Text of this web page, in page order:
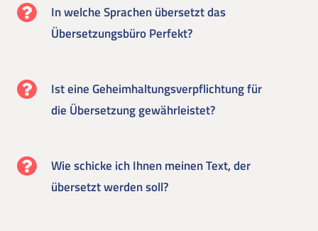
In welche Sprachen übersetzt das
Übersetzungsbüro Perfekt?
Ist eine Geheimhaltungsverpflichtung für
die Übersetzung gewährleistet?
Wie schicke ich Ihnen meinen Text, der
übersetzt werden soll?